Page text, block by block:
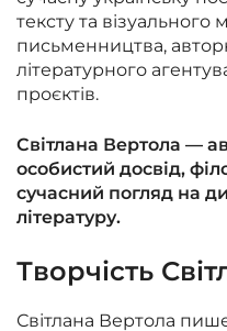
тексту та візуального
письменництва,
літературного
проєктів.
Світлана Вертола —
особистий досвід,
сучасний погляд на
літературу.
Творчість
Світлана Вертола